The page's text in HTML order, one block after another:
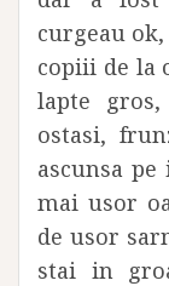
curgeau
copiii de la
lapte
ostasi,
ascunsa
mai usor
de usor
stai in